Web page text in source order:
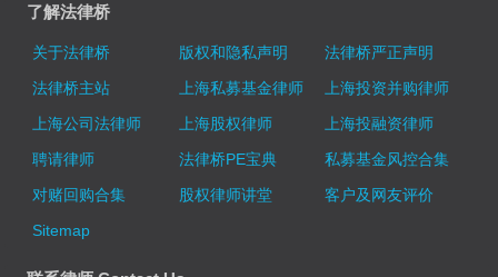
了解法律桥
关于法律桥 版权和隐私声明
法律桥严正声明
法律桥主站
上海私募基金律师
上海投资并购律师
上海公司法律师
上海股权律师
上海投融资律师
聘请律师
法律桥PE宝典
私募基金风控合集
对赌回购合集
股权律师讲堂
客户及网友评价
Sitemap